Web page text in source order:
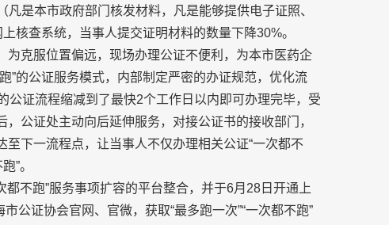
是本市政府部门核发材料，凡是能够提供电子证照、
核查系统，当事人提交证明材料的数量下降30%。
克服位置偏远，现场办理公证不便利，为本市医药企
”的公证服务模式，内部制定严密的办证规范，优化流
证流程缩减到了最快2个工作日以内即可办理完毕，受
公证处主动向后延伸服务，对接公证书的接收部门，
下一流程点，让当事人不仅办理相关公证“一次都不
”。
都不跑”服务事项扩容的平台整合，并于6月28日开通上
公证协会官网、官微，获取“最多跑一次”“一次都不跑”